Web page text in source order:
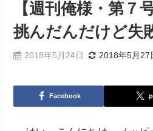
【週刊俺様・第７
挑んだんだけど失
2018年5月24日 2018年5月27
Facebook